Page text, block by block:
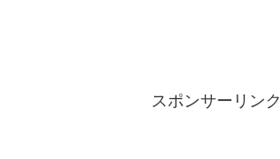
スポンサーリンク